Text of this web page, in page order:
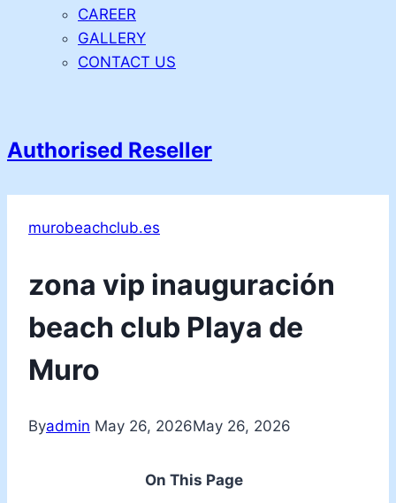
CAREER
GALLERY
CONTACT US
Authorised Reseller
murobeachclub.es
zona vip inauguración
beach club Playa de
Muro
Byadmin May 26, 2026May 26, 2026
On This Page